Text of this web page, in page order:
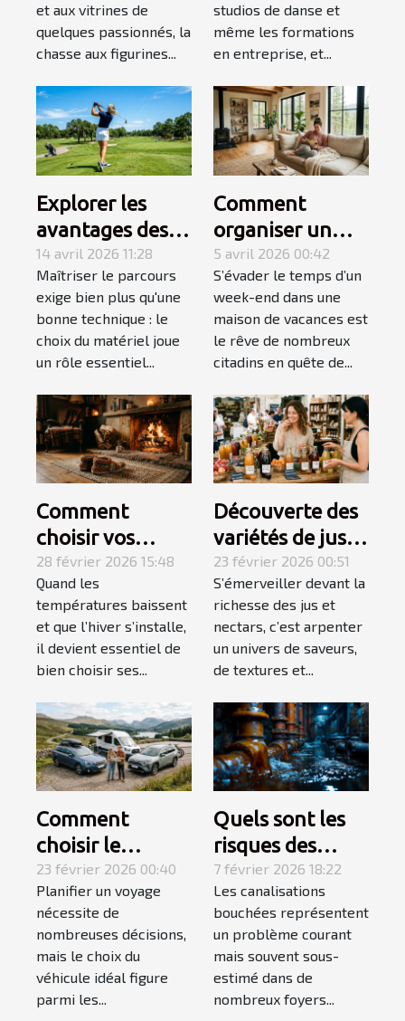
personnelle
et aux vitrines de
quelques passionnés, la
chasse aux figurines...
studios de danse et
même les formations
en entreprise, et...
Explorer les
avantages des
équipements de
golf spécialisés
pour gauchers
14 avril 2026 11:28
Maîtriser le parcours
exige bien plus qu'une
bonne technique : le
choix du matériel joue
un rôle essentiel...
Comment
organiser un
week-end
détente réussi
en maison de
vacances ?
5 avril 2026 00:42
S’évader le temps d’un
week-end dans une
maison de vacances est
le rêve de nombreux
citadins en quête de...
Comment
choisir vos
chaussons pour
un hiver douillet
et chaud ?
28 février 2026 15:48
Quand les
températures baissent
et que l’hiver s’installe,
il devient essentiel de
bien choisir ses...
Découverte des
variétés de jus
et nectars pour
des palais
exigeants
23 février 2026 00:51
S’émerveiller devant la
richesse des jus et
nectars, c’est arpenter
un univers de saveurs,
de textures et...
Comment
choisir le
véhicule idéal
pour votre
prochain voyage
?
23 février 2026 00:40
Planifier un voyage
nécessite de
nombreuses décisions,
mais le choix du
véhicule idéal figure
parmi les...
Quels sont les
risques des
canalisations
bouchées pour
votre maison ?
7 février 2026 18:22
Les canalisations
bouchées représentent
un problème courant
mais souvent sous-
estimé dans de
nombreux foyers...